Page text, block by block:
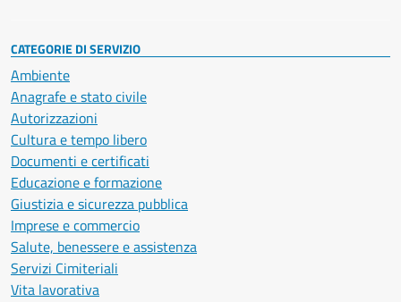
CATEGORIE DI SERVIZIO
Ambiente
Anagrafe e stato civile
Autorizzazioni
Cultura e tempo libero
Documenti e certificati
Educazione e formazione
Giustizia e sicurezza pubblica
Imprese e commercio
Salute, benessere e assistenza
Servizi Cimiteriali
Vita lavorativa